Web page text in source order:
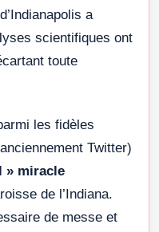
a
scientifiques ont
toute
les fidèles
Twitter)
» miracle
de l’Indiana.
de messe et